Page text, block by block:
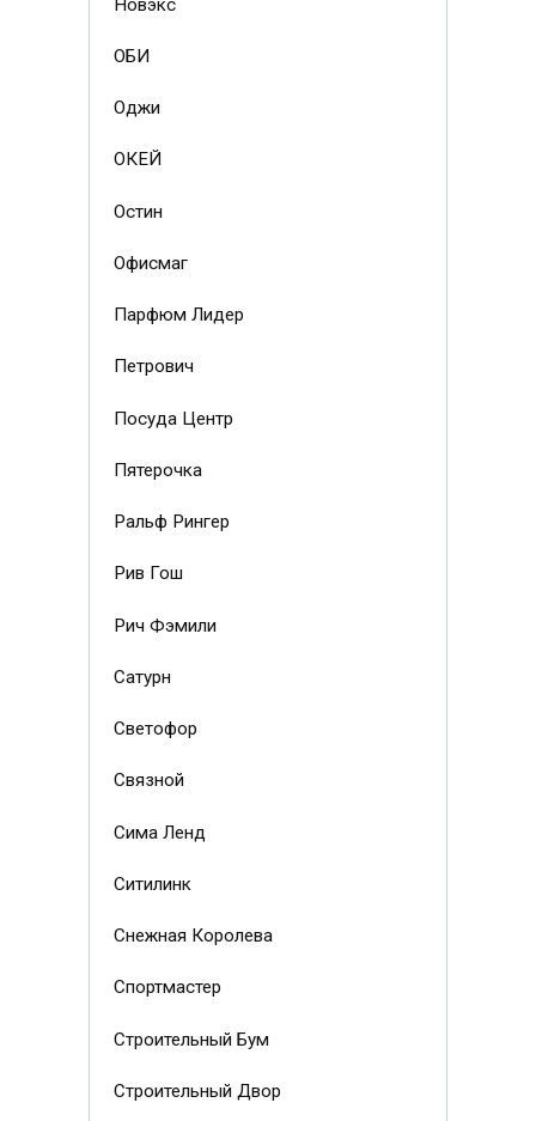
Новэкс
ОБИ
Оджи
ОКЕЙ
Остин
Офисмаг
Парфюм Лидер
Петрович
Посуда Центр
Пятерочка
Ральф Рингер
Рив Гош
Рич Фэмили
Сатурн
Светофор
Связной
Сима Ленд
Ситилинк
Снежная Королева
Спортмастер
Строительный Бум
Строительный Двор